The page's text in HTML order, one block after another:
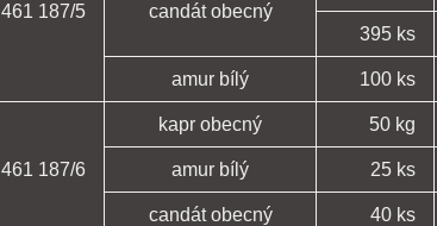
461 187/5 candát obecný
395 ks
amur bílý 100 ks
461 187/6
kapr obecný 50 kg
amur bílý 25 ks
candát obecný 40 ks